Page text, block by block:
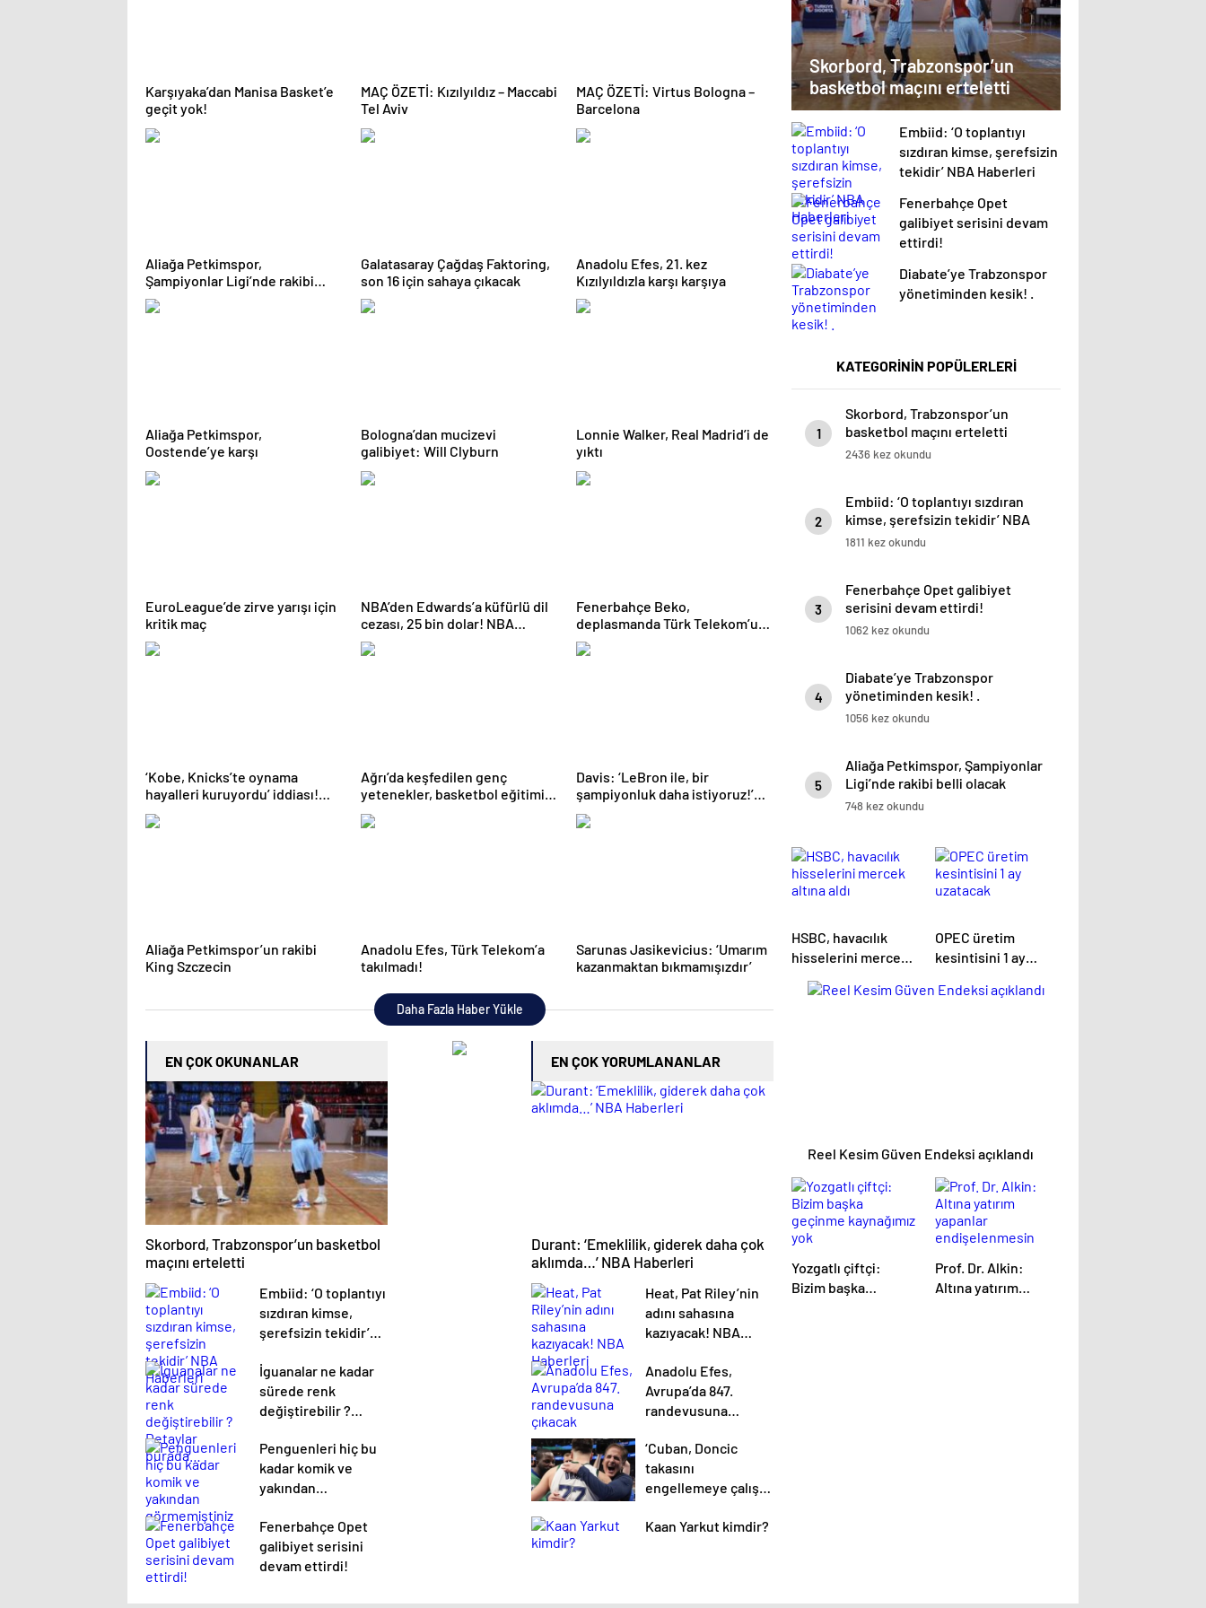
Karşıyaka’dan Manisa Basket’e
geçit yok!
MAÇ ÖZETİ: Kızılyıldız – Maccabi
Tel Aviv
MAÇ ÖZETİ: Virtus Bologna –
Barcelona
Aliağa Petkimspor,
Şampiyonlar Ligi’nde rakibi
belli olacak
Galatasaray Çağdaş Faktoring,
son 16 için sahaya çıkacak
Anadolu Efes, 21. kez
Kızılyıldızla karşı karşıya
Aliağa Petkimspor,
Oostende’ye karşı
Bologna’dan mucizevi
galibiyet: Will Clyburn
Lonnie Walker, Real Madrid’i de
yıktı
EuroLeague’de zirve yarışı için
kritik maç
NBA’den Edwards’a küfürlü dil
cezası, 25 bin dolar! NBA
Haberleri
Fenerbahçe Beko,
deplasmanda Türk Telekom’u
mağlup etti!
‘Kobe, Knicks’te oynama
hayalleri kuruyordu’ iddiası!
NBA Haberleri
Ağrı’da keşfedilen genç
yetenekler, basketbol eğitimi
alıyor
Davis: ‘LeBron ile, bir
şampiyonluk daha istiyoruz!’
NBA Haberleri
Aliağa Petkimspor’un rakibi
King Szczecin
Anadolu Efes, Türk Telekom’a
takılmadı!
Sarunas Jasikevicius: ‘Umarım
kazanmaktan bıkmamışızdır’
Daha Fazla Haber Yükle
EN ÇOK OKUNANLAR
Skorbord, Trabzonspor’un basketbol
maçını erteletti
Embiid: ‘O toplantıyı
sızdıran kimse,
şerefsizin tekidir’
İguanalar ne kadar
sürede renk
değiştirebilir ?
Penguenleri hiç bu
kadar komik ve
yakından
Fenerbahçe Opet
galibiyet serisini
devam ettirdi!
EN ÇOK YORUMLANANLAR
Durant: ‘Emeklilik, giderek daha çok
aklımda…’ NBA Haberleri
Heat, Pat Riley’nin
adını sahasına
kazıyacak! NBA
Anadolu Efes,
Avrupa’da 847.
randevusuna
‘Cuban, Doncic
takasını
engellemeye çalıştı
iddiası! NBA
Kaan Yarkut kimdir?
Skorbord, Trabzonspor’un
basketbol maçını erteletti
Embiid: ‘O toplantıyı
sızdıran kimse, şerefsizin
tekidir’ NBA Haberleri
Fenerbahçe Opet
galibiyet serisini devam
ettirdi!
Diabate’ye Trabzonspor
yönetiminden kesik! .
KATEGORİNİN POPÜLERLERİ
1
Skorbord, Trabzonspor’un
basketbol maçını erteletti
2436 kez okundu
2
Embiid: ‘O toplantıyı sızdıran
kimse, şerefsizin tekidir’ NBA
Haberleri
1811 kez okundu
3
Fenerbahçe Opet galibiyet
serisini devam ettirdi!
1062 kez okundu
4
Diabate’ye Trabzonspor
yönetiminden kesik! .
1056 kez okundu
5
Aliağa Petkimspor, Şampiyonlar
Ligi’nde rakibi belli olacak
748 kez okundu
HSBC, havacılık
hisselerini mercek
altına aldı
OPEC üretim
kesintisini 1 ay
Reel Kesim Güven Endeksi açıklandı
Yozgatlı çiftçi:
Bizim başka
Prof. Dr. Alkin:
Altına yatırım